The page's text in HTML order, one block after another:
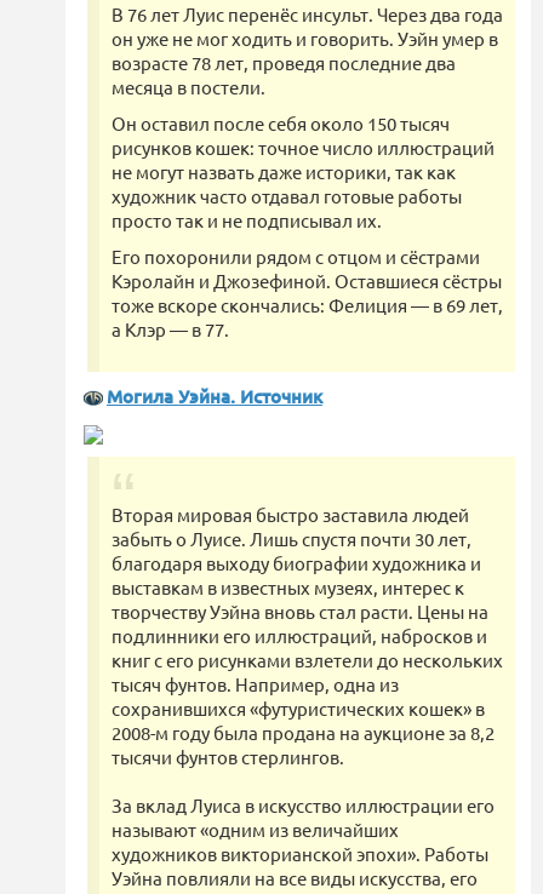
В 76 лет Луис перенёс инсульт. Через два года
он уже не мог ходить и говорить. Уэйн умер в
возрасте 78 лет, проведя последние два
месяца в постели.
Он оставил после себя около 150 тысяч
рисунков кошек: точное число иллюстраций
не могут назвать даже историки, так как
художник часто отдавал готовые работы
просто так и не подписывал их.
Его похоронили рядом с отцом и сёстрами
Кэролайн и Джозефиной. Оставшиеся сёстры
тоже вскоре скончались: Фелиция — в 69 лет,
а Клэр — в 77.
Могила Уэйна. Источник
Вторая мировая быстро заставила людей
забыть о Луисе. Лишь спустя почти 30 лет,
благодаря выходу биографии художника и
выставкам в известных музеях, интерес к
творчеству Уэйна вновь стал расти. Цены на
подлинники его иллюстраций, набросков и
книг с его рисунками взлетели до нескольких
тысяч фунтов. Например, одна из
сохранившихся «футуристических кошек» в
2008-м году была продана на аукционе за 8,2
тысячи фунтов стерлингов.
За вклад Луиса в искусство иллюстрации его
называют «одним из величайших
художников викторианской эпохи». Работы
Уэйна повлияли на все виды искусства, его